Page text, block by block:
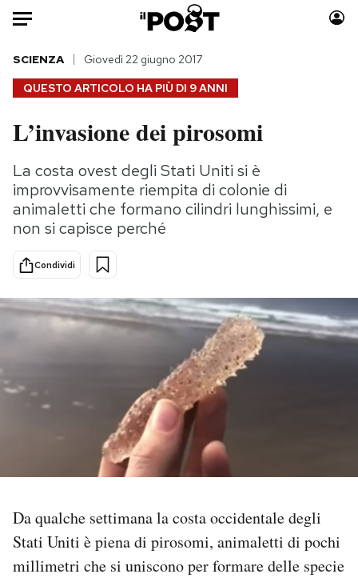
Auto
HOME
Italia
Politica
Tecnologia
Internet
Scienza
Cultura
Economia
Sport
Moda
Consumismi
Storie/Idee
Altrecose
Mondiali calcio 2026
PODCAST
NEWSLETTER
SHOP
QUESTO ARTICOLO HA PIÙ DI 9 ANNI
SCIENZA Giovedì 22 giugno 2017
L’invasione dei pirosomi
La costa ovest degli Stati Uniti si è
improvvisamente riempita di colonie di
animaletti che formano cilindri lunghissimi, e
non si capisce perché
Condividi
Da qualche settimana la costa occidentale degli
Stati Uniti è piena di pirosomi, animaletti di pochi
millimetri che si uniscono per formare delle specie